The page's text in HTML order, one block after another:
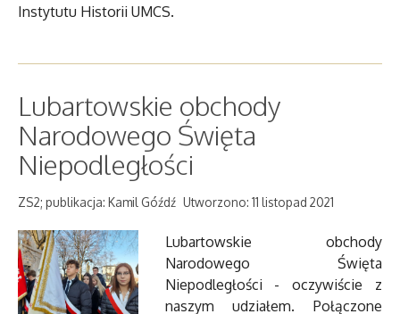
Instytutu Historii UMCS.
Lubartowskie obchody
Narodowego Święta
Niepodległości
ZS2; publikacja: Kamil Góźdź Utworzono: 11 listopad 2021
Lubartowskie obchody
Narodowego Święta
Niepodległości - oczywiście z
naszym udziałem. Połączone